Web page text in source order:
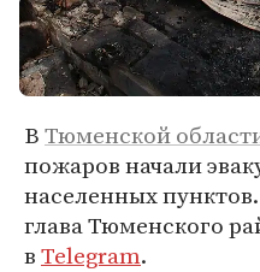
ВТюменской
пожаров начали
населенных
глава Тюменского
вTelegram.